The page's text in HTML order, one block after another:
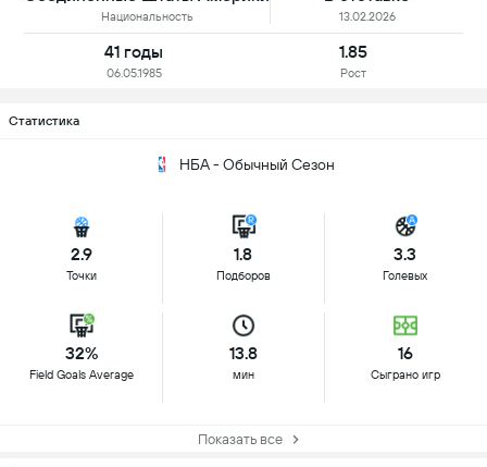
Национальность 13.02.2026
41 годы
06.05.1985
1.85
Рост
Статистика
НБА - Обычный Сезон
2.9
Точки
1.8
Подборов
3.3
Голевых
32%
Field Goals Average
13.8
мин
16
Сыграно игр
Показать все